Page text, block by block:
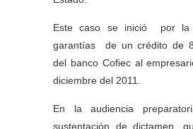
Este caso se inició por
garantías de un crédito de
del banco Cofiec al
diciembre del 2011.
En la audiencia
sustentación de dictamen,